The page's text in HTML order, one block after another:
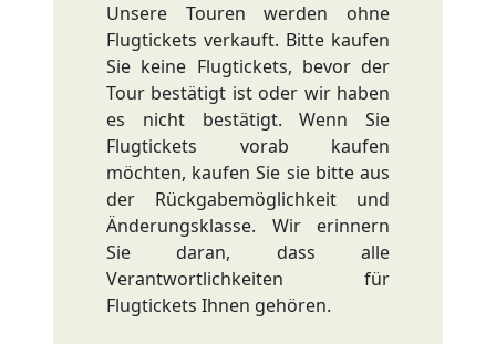
Unsere Touren werden ohne
Flugtickets verkauft. Bitte kaufen
Sie keine Flugtickets, bevor der
Tour bestätigt ist oder wir haben
es nicht bestätigt. Wenn Sie
Flugtickets vorab kaufen
möchten, kaufen Sie sie bitte aus
der Rückgabemöglichkeit und
Änderungsklasse. Wir erinnern
Sie daran, dass alle
Verantwortlichkeiten für
Flugtickets Ihnen gehören.